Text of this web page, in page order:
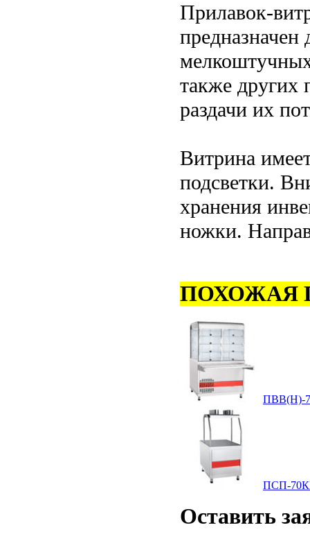
Прилавок-
предназначен
также других
раздачи их
Витрина
подсветки.
хранения
ножки.
ПОХОЖАЯ
ПВВ(Н)-
ПСП-
Оставить